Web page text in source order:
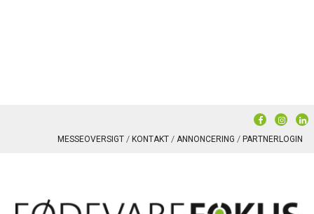
MESSEOVERSIGT KONTAKT ANNONCERING PARTNERLOGIN